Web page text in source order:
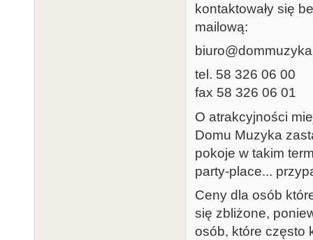
kontaktowały się
mailową:
tel. 58 326 06 00
fax 58 326 06 01
O atrakcyjności
Domu Muzyka
pokoje w takim
party-place...
Ceny dla osób
się zbliżone,
osób, które często